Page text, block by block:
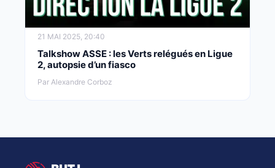
21 MAI 2025, 20:40
Talkshow ASSE : les Verts relégués en Ligue
2, autopsie d’un fiasco
Par Alexandre Corboz